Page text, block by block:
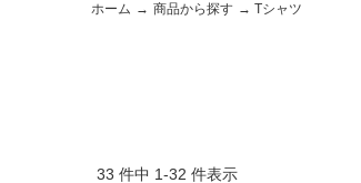
ホーム → 商品から探す → Tシャツ
33 件中 1-32 件表示